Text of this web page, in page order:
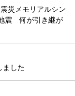
災メモリアルシン
震 何が引き継が
ました